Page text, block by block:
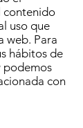
contenido
uso que
web. Para
hábitos de
podemos
con